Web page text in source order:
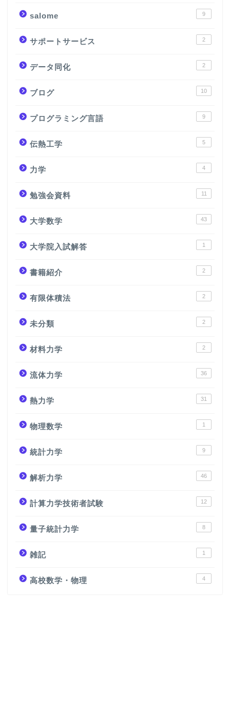
salome 9
サポートサービス 2
データ同化 2
ブログ 10
プログラミング言語 9
伝熱工学 5
力学 4
勉強会資料 11
大学数学 43
大学院入試解答 1
書籍紹介 2
有限体積法 2
未分類 2
材料力学 2
流体力学 36
熱力学 31
物理数学 1
統計力学 9
解析力学 46
計算力学技術者試験 12
量子統計力学 8
雑記 1
高校数学・物理 4